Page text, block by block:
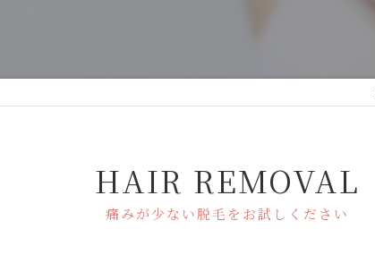
痛みが少ない脱毛をお試しください
HAIR REMOVAL